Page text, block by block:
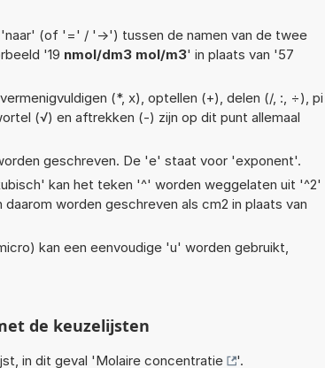
(of '=' / '->') tussen de namen van de twee
'19 nmol/dm3 mol/m3' in plaats van '57
(*, x), optellen (+), delen (/, :, ÷), pi
(√) en aftrekken (-) zijn op dit punt allemaal
geschreven. De 'e' staat voor 'exponent'.
kan het teken '^' worden weggelaten uit '^2'
worden geschreven als cm2 in plaats van
kan een eenvoudige 'u' worden gebruikt,
de keuzelijsten
in dit geval 'Molaire concentratie
'.